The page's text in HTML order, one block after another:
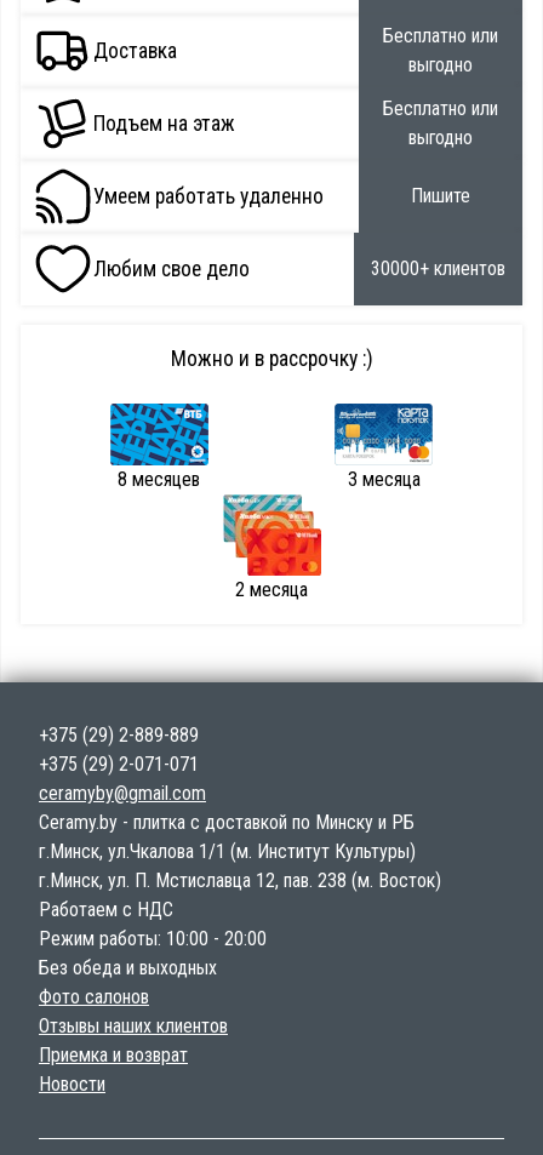
Доставка
Бесплатно или
выгодно
Подъем на этаж
Бесплатно или
выгодно
Умеем работать удаленно Пишите
Любим свое дело 30000+ клиентов
Можно и в рассрочку :)
8 месяцев 3 месяца
2 месяца
+375 (29) 2-889-889
+375 (29) 2-071-071
ceramyby@gmail.com
Ceramy.by - плитка с доставкой по Минску и РБ
г.Минск, ул.Чкалова 1/1 (м. Институт Культуры)
г.Минск, ул. П. Мстиславца 12, пав. 238 (м. Восток)
Работаем с НДС
Режим работы: 10:00 - 20:00
Без обеда и выходных
Фото салонов
Отзывы наших клиентов
Приемка и возврат
Новости